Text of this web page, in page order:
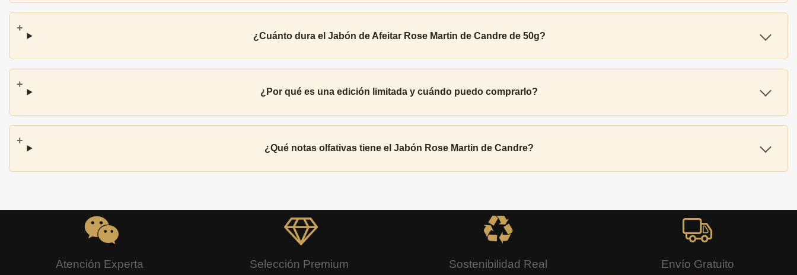
¿Cuánto dura el Jabón de Afeitar Rose Martin de Candre de 50g?
¿Por qué es una edición limitada y cuándo puedo comprarlo?
¿Qué notas olfativas tiene el Jabón Rose Martin de Candre?
Atención Experta Selección Premium Sostenibilidad Real Envío Gratuito